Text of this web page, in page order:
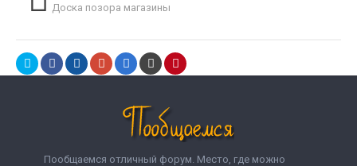
Доска позора магазины
Пообщаемся отличный форум. Место, где можно